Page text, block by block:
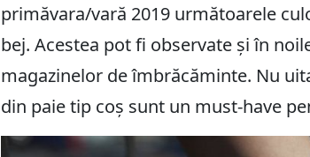
primăvara/vară 2019 următoarele
bej. Acestea pot fi observate și în
magazinelor de îmbrăcăminte. Nu
din paie tip coș sunt un must-have